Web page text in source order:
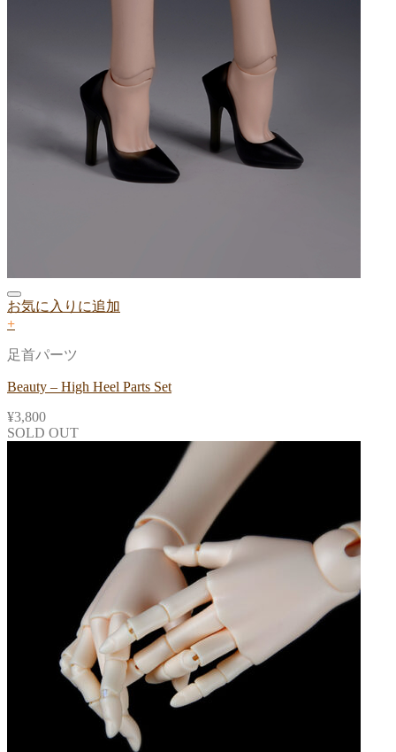
お気に入りに追加
+
足首パーツ
Beauty – High Heel Parts Set
¥3,800
SOLD OUT